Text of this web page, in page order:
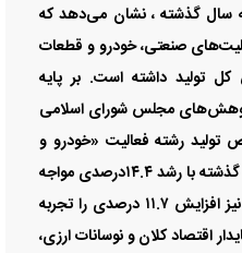
مشابه سال گذشته ، نشان می‌دهد که
صنعتی، خودرو و قطعات
تولید داشته است. بر پایه
مجلس شورای اسلامی
رشته فعالیت «خودرو و
قطعات» نسبت به ماه مشابه سال گذشته با رشد ۱۴.۴درصدی مواجه
بوده و شاخص فروش این بخش نیز افزایش ۱۱.۷ درصدی را تجربه
اقتصاد کلان و نوسانات ارزی،